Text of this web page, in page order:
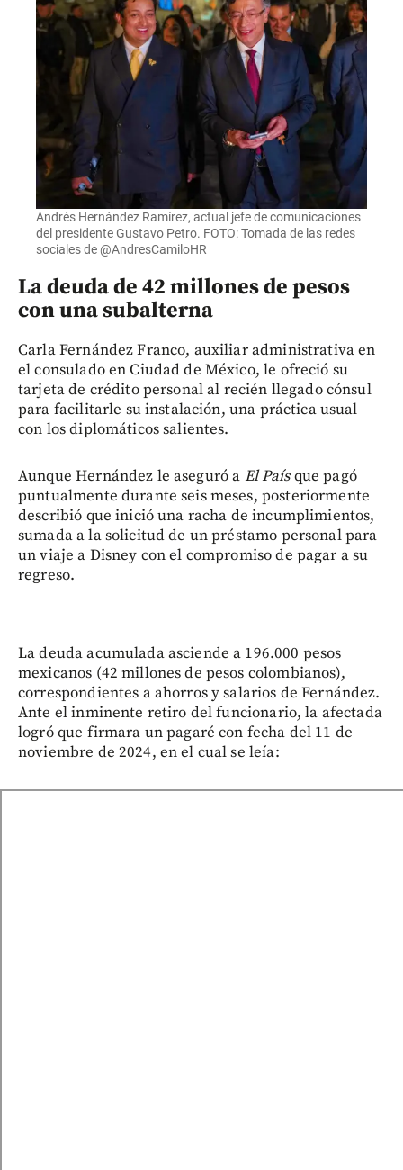
Andrés Hernández Ramírez, actual jefe de comunicaciones
del presidente Gustavo Petro. FOTO: Tomada de las redes
sociales de @AndresCamiloHR
La deuda de 42 millones de pesos
con una subalterna
Carla Fernández Franco, auxiliar administrativa en
el consulado en Ciudad de México, le ofreció su
tarjeta de crédito personal al recién llegado cónsul
para facilitarle su instalación, una práctica usual
con los diplomáticos salientes.
Aunque Hernández le aseguró a El Paísque pagó
puntualmente durante seis meses, posteriormente
describió que inició una racha de incumplimientos,
sumada a la solicitud de un préstamo personal para
un viaje a Disney con el compromiso de pagar a su
regreso.
La deuda acumulada asciende a 196.000 pesos
mexicanos (42 millones de pesos colombianos),
correspondientes a ahorros y salarios de Fernández.
Ante el inminente retiro del funcionario, la afectada
logró que firmara un pagaré con fecha del 11 de
noviembre de 2024, en el cual se leía: